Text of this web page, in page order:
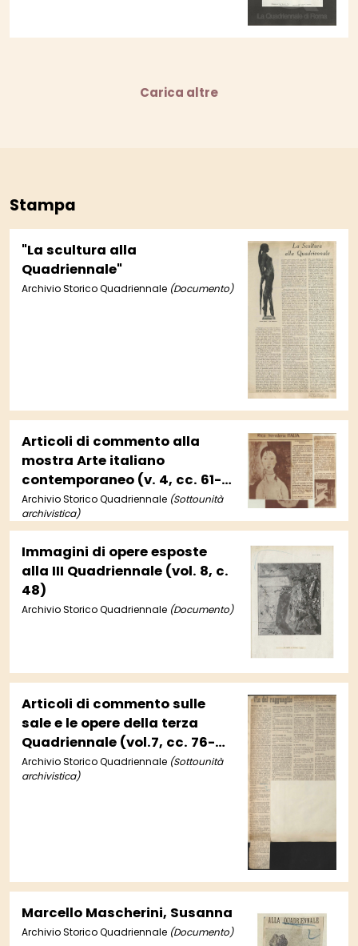
Carica altre
Stampa
"La scultura alla
Quadriennale"
Archivio Storico Quadriennale (Documento)
Articoli di commento alla
mostra Arte italiano
contemporaneo (v. 4, cc. 61-
62)
Archivio Storico Quadriennale (Sottounità
archivistica)
Immagini di opere esposte
alla III Quadriennale (vol. 8, c.
48)
Archivio Storico Quadriennale (Documento)
Articoli di commento sulle
sale e le opere della terza
Quadriennale (vol.7, cc. 76-
78)
Archivio Storico Quadriennale (Sottounità
archivistica)
Marcello Mascherini, Susanna
Archivio Storico Quadriennale (Documento)